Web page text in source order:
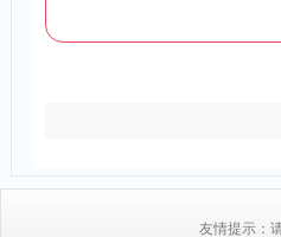
友情提示：